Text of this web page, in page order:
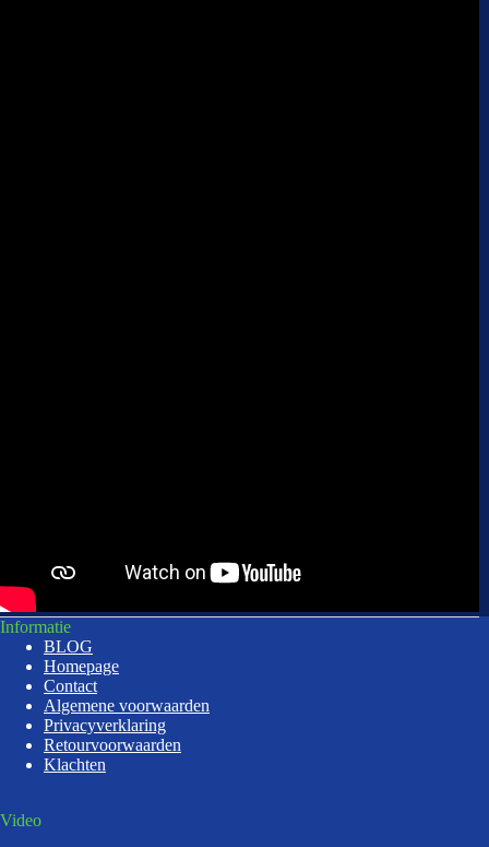
Informatie
BLOG
Homepage
Contact
Algemene voorwaarden
Privacyverklaring
Retourvoorwaarden
Klachten
Video